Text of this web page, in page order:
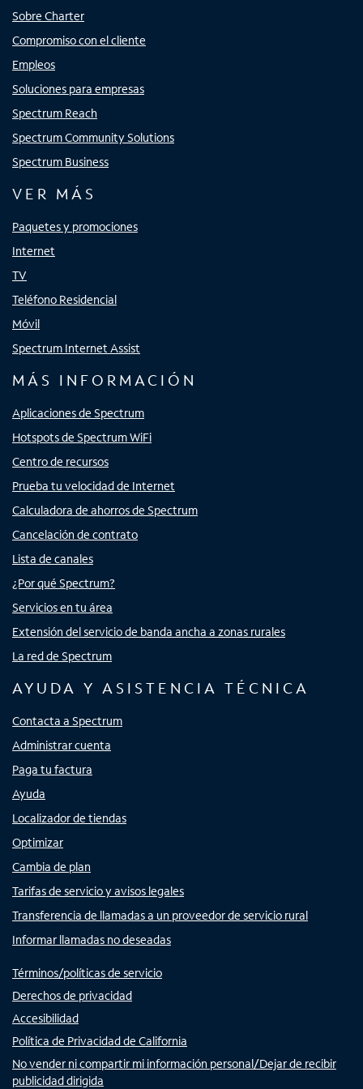
Sobre Charter
Compromiso con el cliente
Empleos
Soluciones para empresas
Spectrum Reach
Spectrum Community Solutions
Spectrum Business
VER MÁS
Paquetes y promociones
Internet
TV
Teléfono Residencial
Móvil
Spectrum Internet Assist
MÁS INFORMACIÓN
Aplicaciones de Spectrum
Hotspots de Spectrum WiFi
Centro de recursos
Prueba tu velocidad de Internet
Calculadora de ahorros de Spectrum
Cancelación de contrato
Lista de canales
¿Por qué Spectrum?
Servicios en tu área
Extensión del servicio de banda ancha a zonas rurales
La red de Spectrum
AYUDA Y ASISTENCIA TÉCNICA
Contacta a Spectrum
Administrar cuenta
Paga tu factura
Ayuda
Localizador de tiendas
Optimizar
Cambia de plan
Tarifas de servicio y avisos legales
Transferencia de llamadas a un proveedor de servicio rural
Informar llamadas no deseadas
Términos/políticas de servicio
Derechos de privacidad
Accesibilidad
Política de Privacidad de California
No vender ni compartir mi información personal/Dejar de recibir
publicidad dirigida